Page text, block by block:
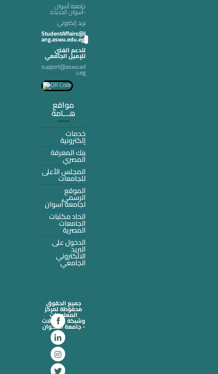
جامعة أسوان
-أسوان الجديدة
:بريد إلكتروني
StudentAffairs@l
ang.aswu.edu.eg
للدعم الفني
للإميل الجامعي
support@aswu.ed
u.eg
مواقع
هـــامة
خدمات
إلكترونية
بنك المعرفة
المصري
المجلس الأعلى
للجامعات
الموقع
الرسمي
لجامعة أسوان
اتحاد مكتبات
الجامعات
المصرية
الدخول على
البريد
الالكتروني
الجامعي
جميع الحقوق
محفوظة لمركز
المعلومات
وشبكة الاتصالات
- جامعة أســـوان